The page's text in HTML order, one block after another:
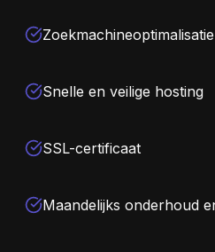
Snelle en veilige hosting
SSL-certificaat
Maandelijks onderhoud